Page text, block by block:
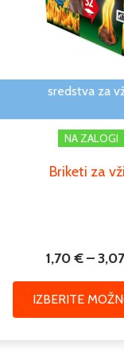
sredstva za
NA ZALOGI
Briketi za
1,70€–
IZBERITE